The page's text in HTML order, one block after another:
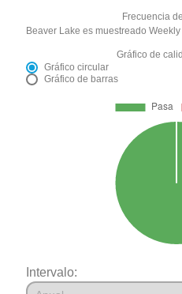
Frecuencia
Beaver Lake es muestreado
Gráfico de
Gráfico circular
Gráfico de barras
Intervalo: